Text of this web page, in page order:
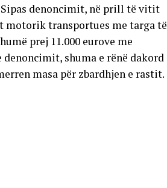
Sipas denoncimit, në prill të vitit
motorik transportues me targa të
prej 11.000 eurove me
denoncimit, shuma e rënë dakord
masa për zbardhjen e rastit.